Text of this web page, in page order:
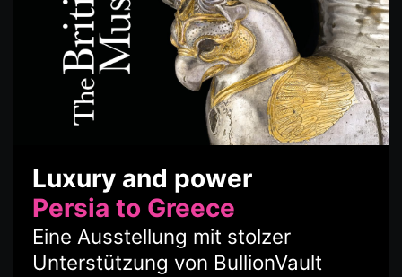
Luxury and power
Persia to Greece
Eine Ausstellung mit stolzer
Unterstützung von BullionVault